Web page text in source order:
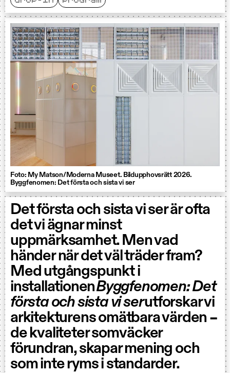
Foto: My Matson/Moderna Museet. Bildupphovsrätt 2026.
Byggfenomen: Det första och sista vi ser
Det första och sista vi ser är ofta
det vi ägnar minst
uppmärksamhet. Men vad
händer när det väl träder fram?
Med utgångspunkt i
installationenByggfenomen: Det
första och sista vi serutforskar vi
arkitekturens omätbara värden –
de kvaliteter som väcker
förundran, skapar mening och
som inte ryms i standarder.